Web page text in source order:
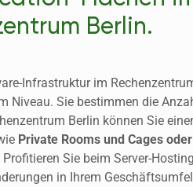
Berlin.
Infrastruktur im
Niveau. Sie bestimmen die
Berlin können Sie
Private Rooms und Cages oder
Profitieren Sie beim Server-
in Ihrem